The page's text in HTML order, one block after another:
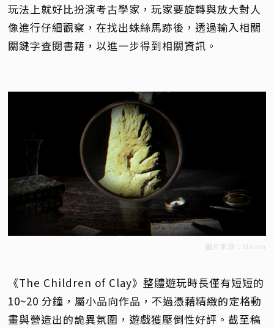
玩法上就好比扮演考古學家，玩家要旋轉與放大對人
像進行仔細觀察，在找出蛛絲馬跡後，透過輸入相關
關鍵字查閱書籍，以進一步得到相關資訊。
圖片來源：Steam
《The Children of Clay》整體遊玩時長僅有短短的
10~20 分鐘，屬小品向作品，不過憑藉精緻的定格動
畫與營造出的詭異氛圍，遊戲獲壓倒性好評。截至稿